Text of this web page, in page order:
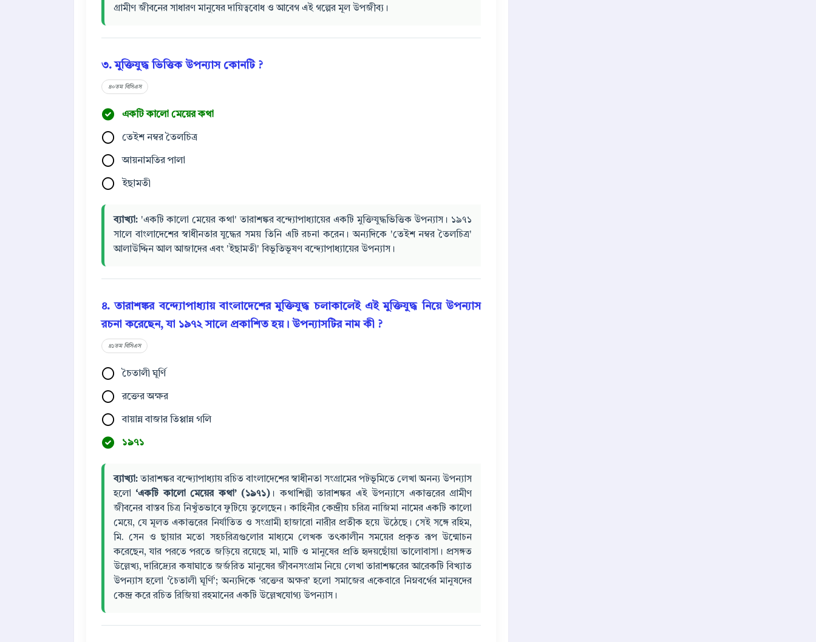
গ্রামীণ জীবনের সাধারণ মানুষের দায়িত্ববোধ ও আবেগ এই গল্পের মূল উপজীব্য।
৩. মুক্তিযুদ্ধ ভিত্তিক উপন্যাস কোনটি ?
৪০তম বিসিএস
একটি কালো মেয়ের কথা
তেইশ নম্বর তৈলচিত্র
আয়নামতির পালা
ইছামতী
ব্যাখ্যা: 'একটি কালো মেয়ের কথা' তারাশঙ্কর বন্দ্যোপাধ্যায়ের একটি মুক্তিযুদ্ধভিত্তিক উপন্যাস। ১৯৭১
সালে বাংলাদেশের স্বাধীনতার যুদ্ধের সময় তিনি এটি রচনা করেন। অন্যদিকে 'তেইশ নম্বর তৈলচিত্র'
আলাউদ্দিন আল আজাদের এবং 'ইছামতী' বিভূতিভূষণ বন্দ্যোপাধ্যায়ের উপন্যাস।
৪. তারাশঙ্কর বন্দ্যোপাধ্যায় বাংলাদেশের মুক্তিযুদ্ধ চলাকালেই এই মুক্তিযুদ্ধ নিয়ে উপন্যাস
রচনা করেছেন, যা ১৯৭২ সালে প্রকাশিত হয়। উপন্যাসটির নাম কী ?
৪১তম বিসিএস
চৈতালী ঘূর্ণি
রক্তের অক্ষর
বায়ান্ন বাজার তিপ্পান্ন গলি
১৯৭১
ব্যাখ্যা: তারাশঙ্কর বন্দ্যোপাধ্যায় রচিত বাংলাদেশের স্বাধীনতা সংগ্রামের পটভূমিতে লেখা অনন্য উপন্যাস
হলো ‘একটি কালো মেয়ের কথা’ (১৯৭১) । কথাশিল্পী তারাশঙ্কর এই উপন্যাসে একাত্তরের গ্রামীণ
জীবনের বাস্তব চিত্র নিখুঁতভাবে ফুটিয়ে তুলেছেন। কাহিনীর কেন্দ্রীয় চরিত্র নাজিমা নামের একটি কালো
মেয়ে, যে মূলত একাত্তরের নির্যাতিত ও সংগ্রামী হাজারো নারীর প্রতীক হয়ে উঠেছে। সেই সঙ্গে রহিম,
মি. সেন ও ছায়ার মতো সহচরিত্রগুলোর মাধ্যমে লেখক তৎকালীন সময়ের প্রকৃত রূপ উন্মোচন
করেছেন, যার পরতে পরতে জড়িয়ে রয়েছে মা, মাটি ও মানুষের প্রতি হৃদয়ছোঁয়া ভালোবাসা। প্রসঙ্গত
উল্লেখ্য, দারিদ্র্যের কষাঘাতে জর্জরিত মানুষের জীবনসংগ্রাম নিয়ে লেখা তারাশঙ্করের আরেকটি বিখ্যাত
উপন্যাস হলো ‘চৈতালী ঘূর্ণি’; অন্যদিকে ‘রক্তের অক্ষর’ হলো সমাজের একেবারে নিম্নবর্গের মানুষদের
কেন্দ্র করে রচিত রিজিয়া রহমানের একটি উল্লেখযোগ্য উপন্যাস।